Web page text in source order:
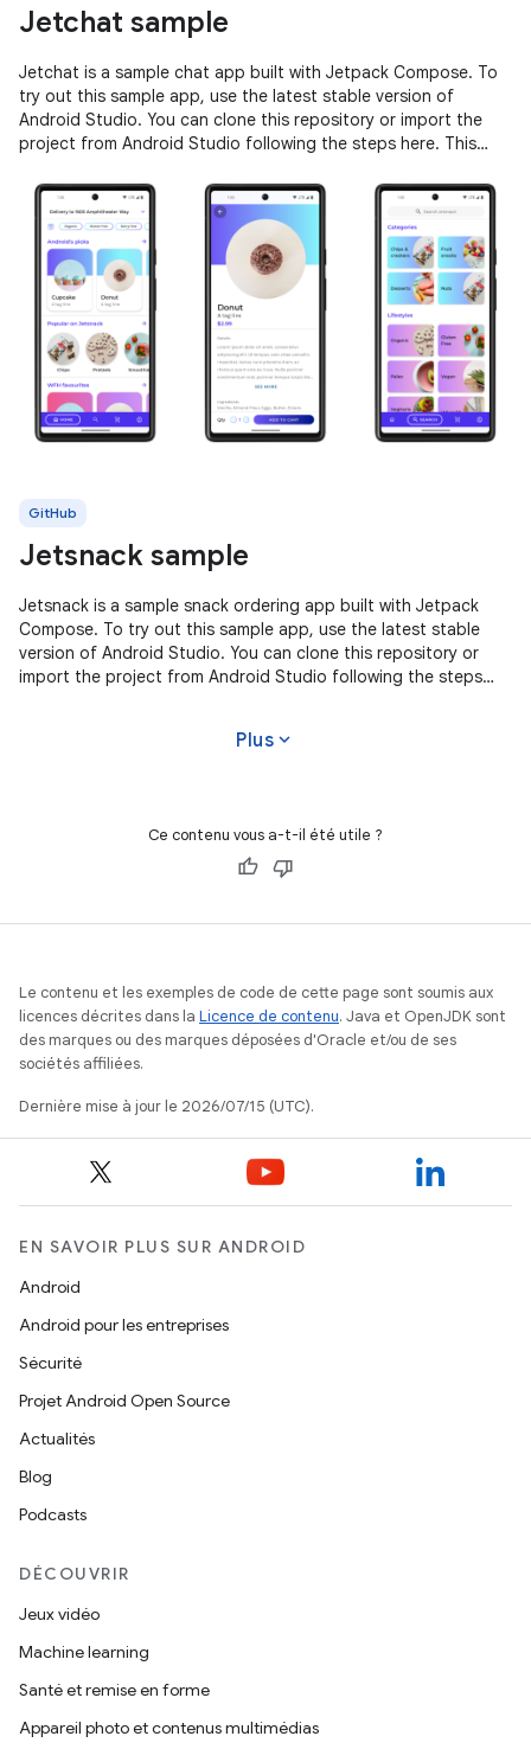
Jetchat sample
Jetchat is a sample chat app built with Jetpack Compose. To
try out this sample app, use the latest stable version of
Android Studio. You can clone this repository or import the
project from Android Studio following the steps here. This
GitHub
Jetsnack sample
Jetsnack is a sample snack ordering app built with Jetpack
Compose. To try out this sample app, use the latest stable
version of Android Studio. You can clone this repository or
import the project from Android Studio following the steps
Plus expand_more
Ce contenu vous a-t-il été utile ?
Le contenu et les exemples de code de cette page sont soumis aux
licences décrites dans la Licence de contenu. Java et OpenJDK sont
des marques ou des marques déposées d'Oracle et/ou de ses
sociétés affiliées.
Dernière mise à jour le 2026/07/15 (UTC).
EN SAVOIR PLUS SUR ANDROID
Android
Android pour les entreprises
Sécurité
Projet Android Open Source
Actualités
Blog
Podcasts
DÉCOUVRIR
Jeux vidéo
Machine learning
Santé et remise en forme
Appareil photo et contenus multimédias